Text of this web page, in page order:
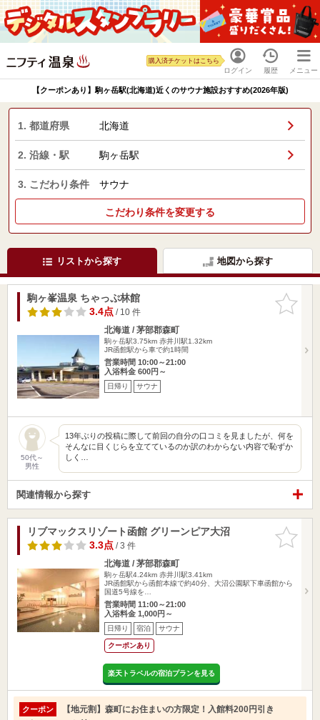
ログイン
購入済チケットはこちら
履歴 メニュー
【クーポンあり】駒ヶ岳駅(北海道)近くのサウナ施設おすすめ(2026年版)
1. 都道府県 北海道
2. 沿線・駅 駒ヶ岳駅
3. こだわり条件 サウナ
こだわり条件を変更する
リストから探す 地図から探す
お気に入
りに追加
駒ヶ峯温泉 ちゃっぷ林館
3.4点/ 10 件
北海道 / 茅部郡森町
駒ヶ岳駅3.75km 赤井川駅1.32km
JR函館駅から車で約1時間
営業時間 10:00～21:00
入浴料金 600円～
日帰り サウナ
50代～
男性
13年ぶりの投稿に際して前回の自分の口コミを見ましたが、何を
そんなに目くじらを立てているのか訳のわからない内容で恥ずか
しく…
関連情報から探す
お気に入
りに追加
リブマックスリゾート函館 グリーンピア大沼
3.3点/ 3 件
北海道 / 茅部郡森町
駒ヶ岳駅4.24km 赤井川駅3.41km
JR函館駅から函館本線で約40分、大沼公園駅下車函館から
国道5号線を…
営業時間 11:00～21:00
入浴料金 1,000円～
日帰り 宿泊 サウナ
クーポンあり
楽天トラベルの宿泊プランを見る
クーポン
【地元割】森町にお住まいの方限定！入館料200円引き